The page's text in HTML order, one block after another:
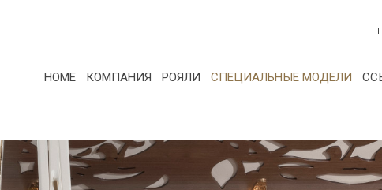
HOME КОМПАНИЯ РОЯЛИ СПЕЦИАЛЬНЫЕ МОДЕЛИ